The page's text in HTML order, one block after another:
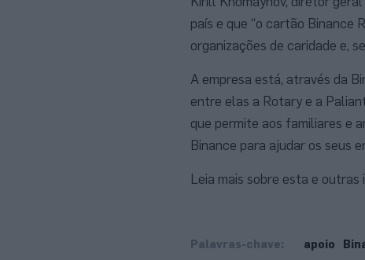
país e que “o cartão Binance
organizações de caridade e,
A empresa está, através da
entre elas a Rotary e a
que permite aos familiares e
Binance para ajudar os seus
Leia mais sobre esta e
Palavras-chave: apoio